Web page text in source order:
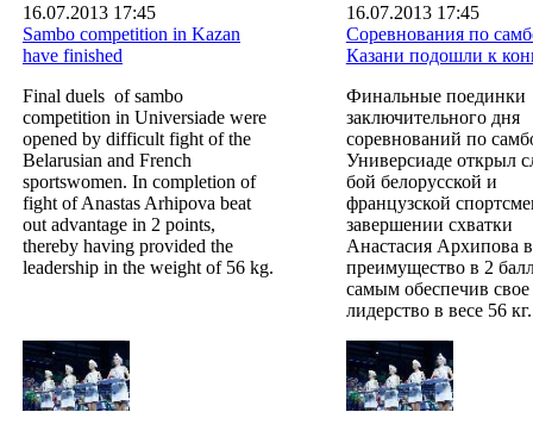
16.07.2013 17:45
Sambo competition in Kazan
have finished
Final duels of sambo
competition in Universiade were
opened by difficult fight of the
Belarusian and French
sportswomen. In completion of
fight of Anastas Arhipovа beat
out advantage in 2 points,
thereby having provided the
leadership in the weight of 56 kg.
16.07.2013 17:45
Соревнования по
Казани подошли к
Финальные поединки
заключительного дня
соревнований по
Универсиаде открыл
бой белорусской и
французской
завершении схватки
Анастасия Архипова
преимущество в 2
самым обеспечив свое
лидерство в весе 56 кг.